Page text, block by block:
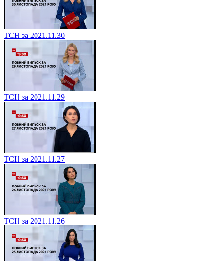
ТСН за 2021.11.30
ТСН за 2021.11.29
ТСН за 2021.11.27
ТСН за 2021.11.26